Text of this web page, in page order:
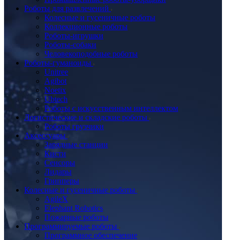
Роботы для развлечений
Колесные и гусеничные роботы
Коллекционные роботы
Роботы-игрушки
Роботы-собаки
Человекоподобные роботы
Роботы-гуманоиды
Unitree
Agibot
Noetix
Ubtech
Роботы с искусственным интеллектом
Логистические и складские роботы
Роботы грузчики
Аксессуары
Зарядные станции
Кисти
Сенсоры
Лидары
Грипперы
Колесные и гусеничные роботы
AgileX
Elephant Robotics
Пожарные роботы
Программируемые роботы
Программное обеспечение